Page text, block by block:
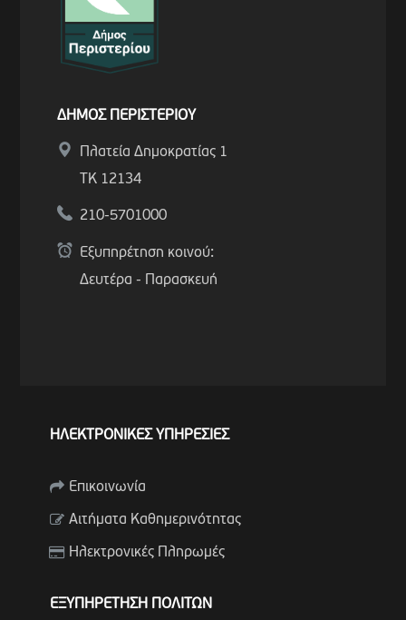
ΔΗΜΟΣ ΠΕΡΙΣΤΕΡΙΟΥ
Πλατεία Δημοκρατίας 1
ΤΚ 12134
210-5701000
Εξυπηρέτηση κοινού:
Δευτέρα - Παρασκευή
ΗΛΕΚΤΡΟΝΙΚΕΣ ΥΠΗΡΕΣΙΕΣ
Επικοινωνία
Αιτήματα Καθημερινότητας
Ηλεκτρονικές Πληρωμές
ΕΞΥΠΗΡΕΤΗΣΗ ΠΟΛΙΤΩΝ